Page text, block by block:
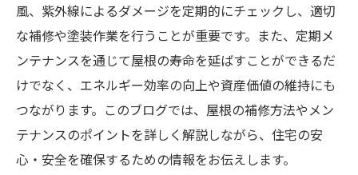
風、紫外線によるダメージを定期的にチェックし、適切
な補修や塗装作業を行うことが重要です。また、定期メ
ンテナンスを通じて屋根の寿命を延ばすことができるだ
けでなく、エネルギー効率の向上や資産価値の維持にも
つながります。このブログでは、屋根の補修方法やメン
テナンスのポイントを詳しく解説しながら、住宅の安
心・安全を確保するための情報をお伝えします。